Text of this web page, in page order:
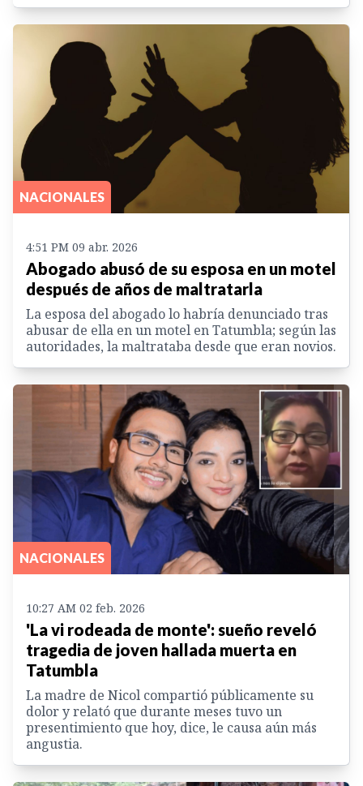
NACIONALES
4:51 PM 09 abr. 2026
Abogado abusó de su esposa en un motel
después de años de maltratarla
La esposa del abogado lo habría denunciado tras
abusar de ella en un motel en Tatumbla; según las
autoridades, la maltrataba desde que eran novios.
NACIONALES
10:27 AM 02 feb. 2026
'La vi rodeada de monte': sueño reveló
tragedia de joven hallada muerta en
Tatumbla
La madre de Nicol compartió públicamente su
dolor y relató que durante meses tuvo un
presentimiento que hoy, dice, le causa aún más
angustia.